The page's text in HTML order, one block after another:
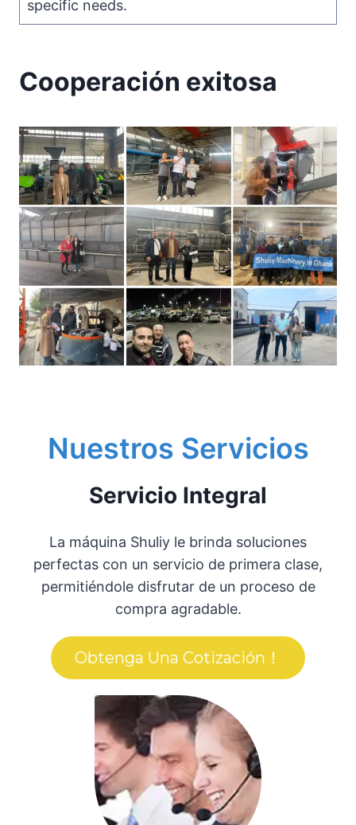
specific needs.
Cooperación exitosa
Nuestros Servicios
Servicio Integral
La máquina Shuliy le brinda soluciones
perfectas con un servicio de primera clase,
permitiéndole disfrutar de un proceso de
compra agradable.
Obtenga Una Cotización！